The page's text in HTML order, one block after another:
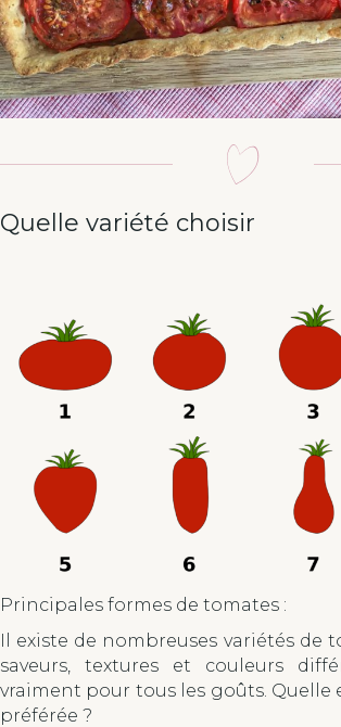
Quelle variété choisir
Principales formes de tomates :
Il existe de nombreuses variétés de
saveurs, textures et couleurs
vraiment pour tous les goûts. Quelle
préférée ?